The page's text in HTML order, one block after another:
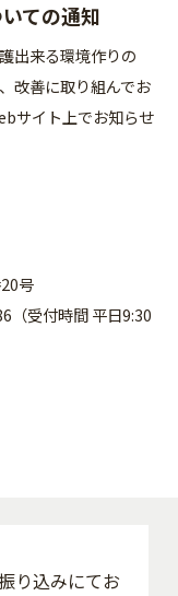
ての通知
出来る環境作りの
改善に取り組んでお
サイト上でお知らせ
号
受付時間 平日9:30
り込みにてお